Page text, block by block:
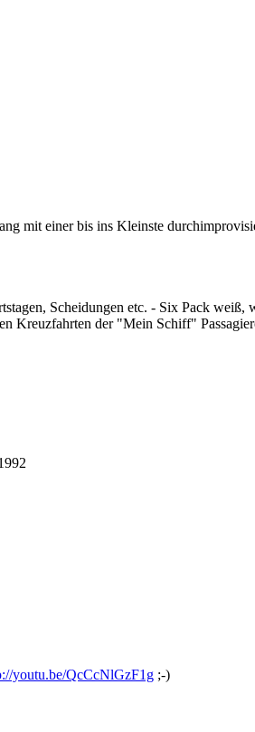
mit einer bis ins Kleinste
Scheidungen etc. - Six Pack
Kreuzfahrten der "Mein Schiff"
youtu.be/QcCcNlGzF1g ;-)